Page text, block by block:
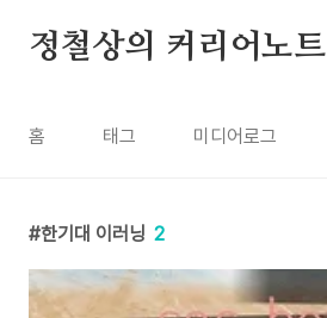
정철상의 커리어노트
홈 태그 미디어로그
한기대 이러닝 2